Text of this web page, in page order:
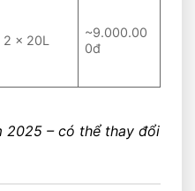
2 x 20L
~9.000.00
0đ
2025 – có thể thay đổi